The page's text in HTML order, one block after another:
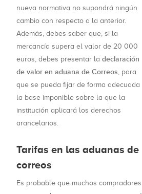
nueva normativa no supondrá ningún
cambio con respecto a la anterior.
Además, debes saber que, si la
mercancía supera el valor de 20 000
euros, debes presentar la declaración
de valor en aduana de Correos, para
que se pueda fijar de forma adecuada
la base imponible sobre la que la
institución aplicará los derechos
arancelarios.
Tarifas en las aduanas de
correos
Es probable que muchos compradores